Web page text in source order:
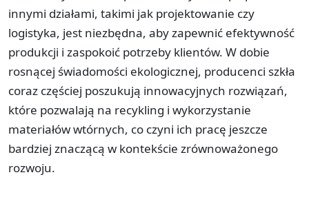
innymi działami, takimi jak projektowanie czy
logistyka, jest niezbędna, aby zapewnić efektywność
produkcji i zaspokoić potrzeby klientów. W dobie
rosnącej świadomości ekologicznej, producenci szkła
coraz częściej poszukują innowacyjnych rozwiązań,
które pozwalają na recykling i wykorzystanie
materiałów wtórnych, co czyni ich pracę jeszcze
bardziej znaczącą w kontekście zrównoważonego
rozwoju.